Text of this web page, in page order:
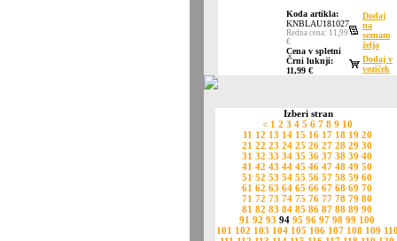
Koda artikla:
KNBLAU181027
Redna cena: 11,99
€
Cena v spletni
Črni luknji:
11,99 €
Dodaj
na
seznam
želja
Dodaj v
voziček
Izberi stran
< 1 2 3 4 5 6 7 8 9 10
11 12 13 14 15 16 17 18 19 20
21 22 23 24 25 26 27 28 29 30
31 32 33 34 35 36 37 38 39 40
41 42 43 44 45 46 47 48 49 50
51 52 53 54 55 56 57 58 59 60
61 62 63 64 65 66 67 68 69 70
71 72 73 74 75 76 77 78 79 80
81 82 83 84 85 86 87 88 89 90
91 92 93 94 95 96 97 98 99 100
101 102 103 104 105 106 107 108 109